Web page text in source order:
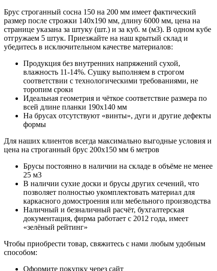
Брус строганный сосна 150 на 200 мм имеет фактический
размер после строжки 140х190 мм, длину 6000 мм, цена на
странице указана за штуку (шт.) и за куб. м (м3). В одном кубе
отгружаем 5 штук. Приезжайте на наш крытый склад и
убедитесь в исключительном качестве материалов:
Продукция без внутренних напряжений сухой,
влажность 11-14%. Сушку выполняем в строгом
соответствии с технологическими требованиями, не
торопим сроки
Идеальная геометрия и чёткое соответствие размера по
всей длине планки 190х140 мм
На брусах отсутствуют «винты», дуги и другие дефекты
формы
Для наших клиентов всегда максимально выгодные условия и
цена на строганный брус 200х150 мм 6 метров
Брусы постоянно в наличии на складе в объёме не менее
25 м3
В наличии сухие доски и брусы других сечений, что
позволяет полностью укомплектовать материал для
каркасного домостроения или мебельного производства
Наличный и безналичный расчёт, бухгалтерская
документация, фирма работает с 2012 года, имеет
«зелёный рейтинг»
Чтобы приобрести товар, свяжитесь с нами любым удобным
способом:
Оформите покупку через сайт